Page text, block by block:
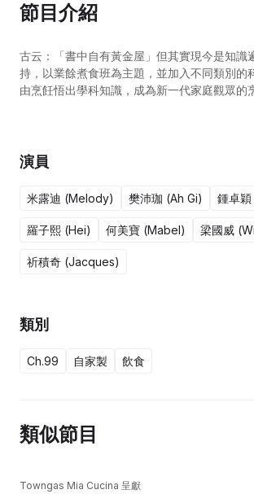
節目介紹
古云：「書中自有黃金屋」但其實現今是知
持，以業餘煮食班為主題，並加入不同類別的
由烹飪悟出學科知識，成為新一代家庭觀眾的
演員
米露迪 (Melody) 樊沛珈 (Ah Gi) 鍾卓
羅子熙 (Hei) 何美寶 (Mabel) 梁國威
祈積奇 (Jacques)
類別
Ch.99 自家製 飲食
類似節目
Towngas Mia Cucina 呈獻